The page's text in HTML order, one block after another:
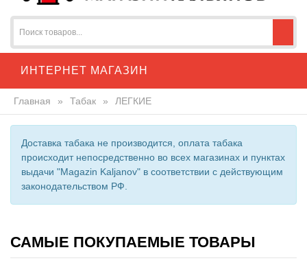
ИНТЕРНЕТ МАГАЗИН
Главная » Табак » ЛЕГКИЕ
Доставка табака не производится, оплата табака
происходит непосредственно во всех магазинах и пунктах
выдачи "Magazin Kaljanov" в соответствии с действующим
законодательством РФ.
САМЫЕ ПОКУПАЕМЫЕ ТОВАРЫ